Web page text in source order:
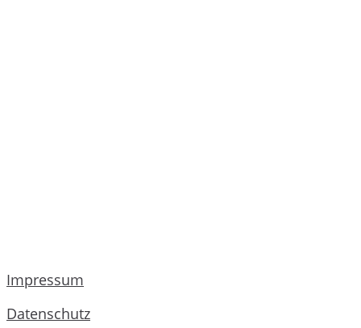
Impressum
Datenschutz